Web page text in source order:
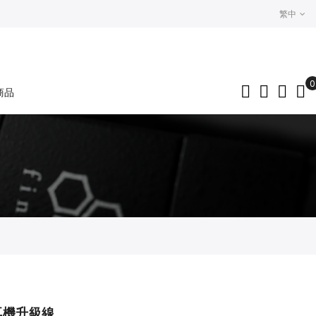
繁中
品
0